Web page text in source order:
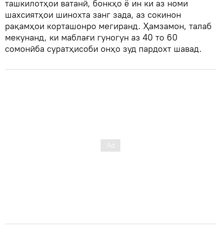
ташкилотҳои ватанӣ, бонкҳо ё ин ки аз номи
шахсиятҳои шинохта занг зада, аз сокинон
рақамҳои корташонро мегиранд. Ҳамзамон, талаб
мекунанд, ки маблағи гуногун аз 40 то 60
сомонӣба суратҳисоби онҳо зуд пардохт шавад.